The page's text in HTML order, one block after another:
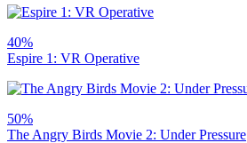
40%
Espire 1: VR Operative
50%
The Angry Birds Movie 2: Under Pressure